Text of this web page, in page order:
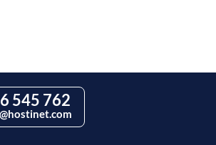
545 762